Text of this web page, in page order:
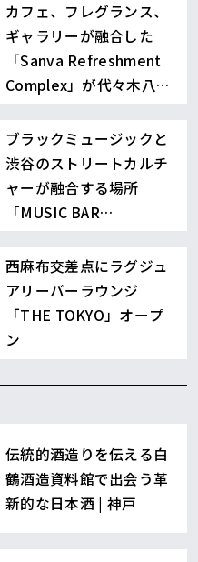
カフェ、フレグランス、
ギャラリーが融合した
「Sanva Refreshment
Complex」が代々木八幡
に誕生
ブラックミュージックと
渋谷のストリートカルチ
ャーが融合する場所
「MUSIC BAR
BOUNCE」
西麻布交差点にラグジュ
アリーバーラウンジ
「THE TOKYO」オープ
ン
伝統的酒造りを伝える白
鶴酒造資料館で出会う革
新的な日本酒 | 神戸